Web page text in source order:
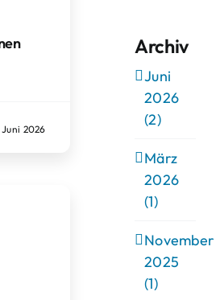
2026
Archiv
Juni
2026
(2)
März
2026
(1)
November
2025
(1)